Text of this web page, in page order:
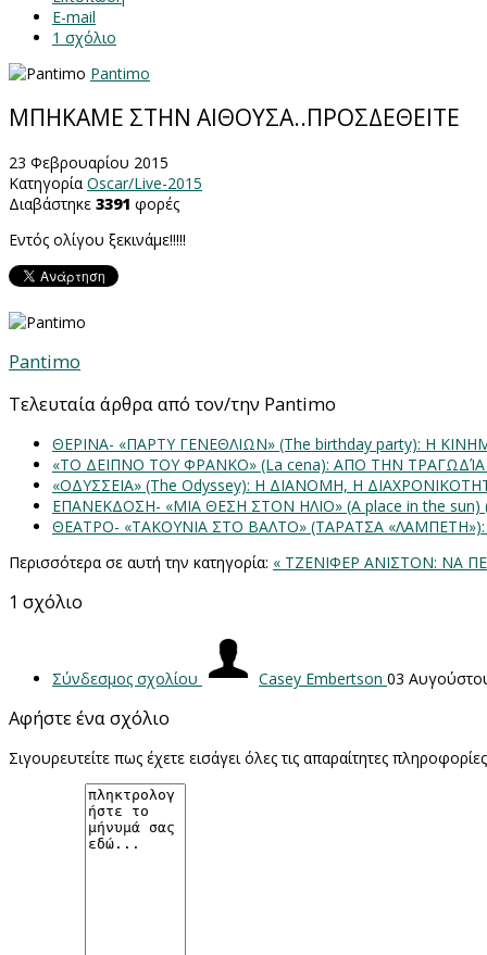
E-mail
1 σχόλιο
Pantimo
ΜΠΗΚΑΜΕ ΣΤΗΝ ΑΙΘΟΥΣΑ..ΠΡΟΣΔΕΘΕΙΤΕ
23 Φεβρουαρίου 2015
Κατηγορία Oscar/Live-2015
Διαβάστηκε 3391 φορές
Εντός ολίγου ξεκινάμε!!!!!
Pantimo
Τελευταία άρθρα από τον/την Pantimo
ΘΕΡΙΝΑ- «ΠΑΡΤΥ ΓΕΝΕΘΛΙΩΝ» (The birthday party): H
«ΤΟ ΔΕΙΠΝΟ ΤΟΥ ΦΡΑΝΚΟ» (La cena): ΑΠΟ ΤΗΝ
«ΟΔΥΣΣΕΙΑ» (The Odyssey): Η ΔΙΑΝΟΜΗ, Η
ΕΠΑΝΕΚΔΟΣΗ- «ΜΙΑ ΘΕΣΗ ΣΤΟΝ ΗΛΙΟ» (Α place in the
ΘΕΑΤΡΟ- «ΤΑΚΟΥΝΙΑ ΣΤΟ ΒΑΛΤΟ» (ΤΑΡΑΤΣΑ
Περισσότερα σε αυτή την κατηγορία: « ΤΖΕΝΙΦΕΡ ΑΝΙΣΤΟΝ: ΝΑ
1 σχόλιο
Σύνδεσμος σχολίου Casey Embertson 03
Αφήστε ένα σχόλιο
Σιγουρευτείτε πως έχετε εισάγει όλες τις απαραίτητες